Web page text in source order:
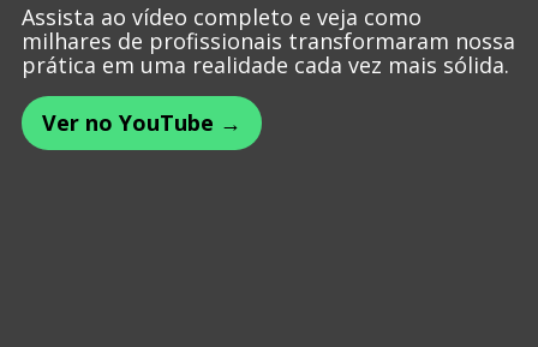
Assista ao vídeo completo e veja como
milhares de profissionais transformaram nossa
prática em uma realidade cada vez mais sólida.
Ver no YouTube →